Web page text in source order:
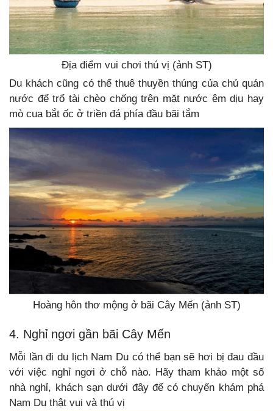
Địa điểm vui chơi thú vị (ảnh ST)
Du khách cũng có thể thuê thuyền thúng của chủ quán
nước để trổ tài chèo chống trên mặt nước êm dịu hay
mò cua bắt ốc ở triền đá phía đầu bãi tắm
Hoàng hôn thơ mộng ở bãi Cây Mến (ảnh ST)
4. Nghỉ ngơi gần bãi Cây Mến
Mỗi lần đi du lịch Nam Du có thể bạn sẽ hơi bị đau đầu
với việc nghỉ ngơi ở chỗ nào. Hãy tham khảo một số
nhà nghỉ, khách sạn dưới đây để có chuyến khám phá
Nam Du thật vui và thú vị